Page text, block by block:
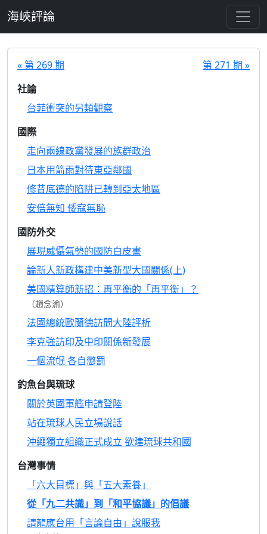
海峽評論
« 第 269 期
第 271 期 »
社論
台菲衝突的另類觀察
國際
走向兩線政黨發展的族群政治
日本用箭雨對待東亞鄰國
修昔底德的陷阱已轉到亞太地區
安倍無知 倭寇無恥
國防外交
展現威懾氣勢的國防白皮書
論新人新政構建中美新型大國關係(上)
美國精算師新招：再平衡的「再平衡」？
（趙念渝）
法國總統歐蘭德訪問大陸評析
李克強訪印及中印關係新發展
一個流氓 各自懲罰
釣魚台與琉球
關於英國軍艦申請登陸
站在琉球人民立場說話
沖繩獨立組織正式成立 欲建琉球共和國
台灣事情
「六大目標」與「五大素養」
從「九二共識」到「和平協議」的倡議
請龍應台用「言論自由」說服我